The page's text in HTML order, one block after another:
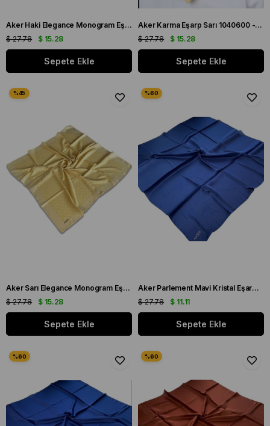
Aker Haki Elegance Monogram Eşarp 1090500 - 952
$ 15.28
$ 27.78
Sepete Ekle
Aker Karma Eşarp Sarı 1040600 - 961 - 32673
$ 15.28
$ 27.78
Sepete Ekle
Aker Sarı Elegance Monogram Eşarp 1090500 - 961
$ 15.28
$ 27.78
Sepete Ekle
Aker Parlement Mavi Kristal Eşarp 1070900 - 922
$ 11.11
$ 27.78
Sepete Ekle